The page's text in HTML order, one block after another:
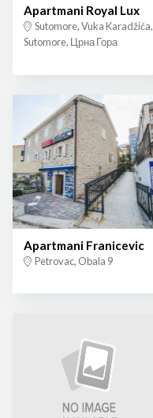
Apartmani Royal Lux
Sutomore, Vuka Karadžića,
Sutomore, Црна Гора
Apartmani Franicevic
Petrovac, Obala 9